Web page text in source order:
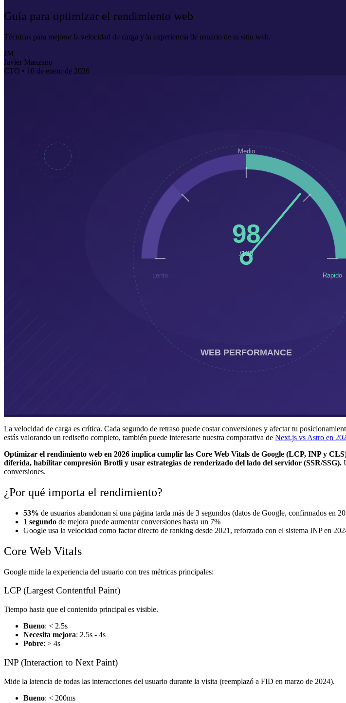
Guía para optimizar el rendimiento web
Técnicas para mejorar la velocidad de carga y la experiencia de usuario de tu sitio web.
JM
Javier Manzano
CTO • 10 de enero de 2026
La velocidad de carga es crítica. Cada segundo de retraso puede costar conversiones y afectar tu
estás valorando un rediseño completo, también puede interesarte nuestra comparativa de Next.js vs Astro en
Optimizar el rendimiento web en 2026 implica cumplir las Core Web Vitals de Google (LCP, INP y
diferida, habilitar compresión Brotli y usar estrategias de renderizado del lado del servidor (SSR/SSG).
conversiones.
¿Por qué importa el rendimiento?
53% de usuarios abandonan si una página tarda más de 3 segundos (datos de Google, confirmados en
1 segundo de mejora puede aumentar conversiones hasta un 7%
Google usa la velocidad como factor directo de ranking desde 2021, reforzado con el sistema INP en
Core Web Vitals
Google mide la experiencia del usuario con tres métricas principales:
LCP (Largest Contentful Paint)
Tiempo hasta que el contenido principal es visible.
Bueno: < 2.5s
Necesita mejora: 2.5s - 4s
Pobre: > 4s
INP (Interaction to Next Paint)
Mide la latencia de todas las interacciones del usuario durante la visita (reemplazó a FID en marzo de 2024).
Bueno: < 200ms